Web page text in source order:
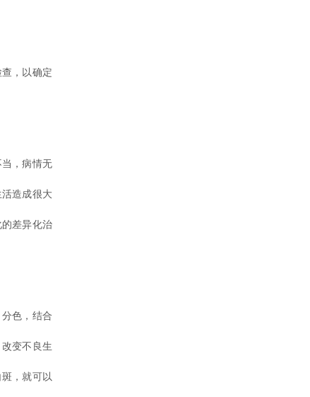
，以确定
，病情无
造成很大
差异化治
色，结合
变不良生
，就可以